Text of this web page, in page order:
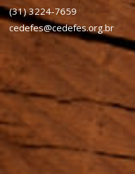
(31) 3224-7659
cedefes@cedefes.org.br